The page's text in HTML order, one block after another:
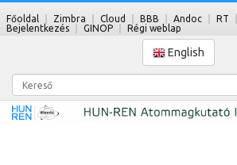
Főoldal Zimbra Cloud BBB Andoc RT
Bejelentkezés
GINOP Régi weblap
English
Kereső